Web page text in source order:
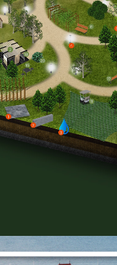
https://